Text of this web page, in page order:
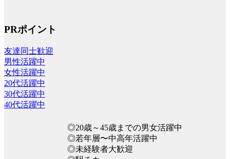
PRポイント
友達同士歓迎
男性活躍中
女性活躍中
20代活躍中
30代活躍中
40代活躍中
◎20歳～45歳までの男女活躍中
◎若年層〜中高年活躍中
◎未経験者大歓迎